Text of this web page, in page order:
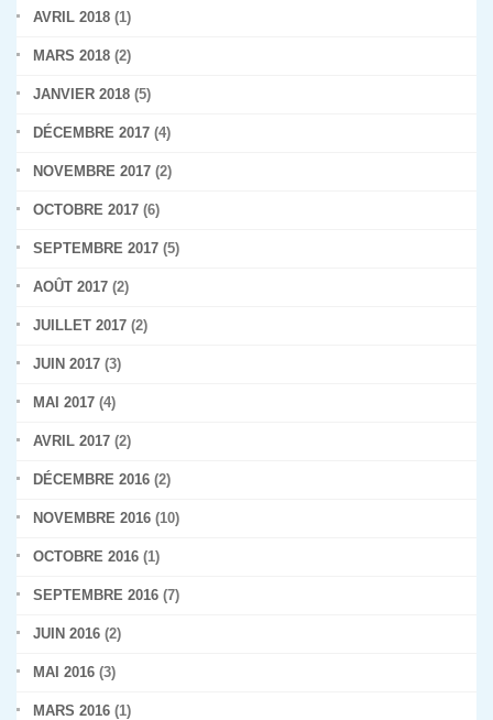
AVRIL 2018 (1)
MARS 2018 (2)
JANVIER 2018 (5)
DÉCEMBRE 2017 (4)
NOVEMBRE 2017 (2)
OCTOBRE 2017 (6)
SEPTEMBRE 2017 (5)
AOÛT 2017 (2)
JUILLET 2017 (2)
JUIN 2017 (3)
MAI 2017 (4)
AVRIL 2017 (2)
DÉCEMBRE 2016 (2)
NOVEMBRE 2016 (10)
OCTOBRE 2016 (1)
SEPTEMBRE 2016 (7)
JUIN 2016 (2)
MAI 2016 (3)
MARS 2016 (1)